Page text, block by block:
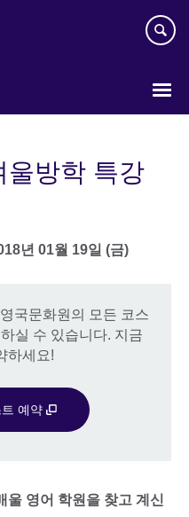
울방학 특강
년 01월 19일 (금)
국문화원의 모든 코스
실 수 있습니다. 지금
하세요!
트 예약
울 영어 학원을 찾고 계신